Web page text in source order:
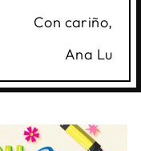
Con cariño,
Ana Lu